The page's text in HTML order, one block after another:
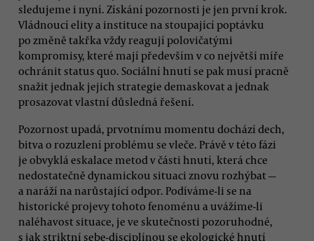
sledujeme i nyní. Získání pozornosti je jen první krok.
Vládnoucí elity a instituce na stoupající poptávku
po změně takřka vždy reagují polovičatými
kompromisy, které mají především v co největší míře
ochránit status quo. Sociální hnutí se pak musí pracně
snažit jednak jejich strategie demaskovat a jednak
prosazovat vlastní důsledná řešení.
Pozornost upadá, prvotnímu momentu dochází dech,
bitva o rozuzlení problému se vleče. Právě v této fázi
je obvyklá eskalace metod v části hnutí, která chce
nedostatečně dynamickou situaci znovu rozhýbat —
a naráží na narůstající odpor. Podíváme-li se na
historické projevy tohoto fenoménu a uvážíme-li
naléhavost situace, je ve skutečnosti pozoruhodné,
s jak striktní sebe-disciplínou se ekologické hnutí